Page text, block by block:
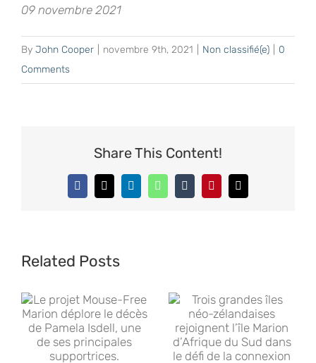
09 novembre 2021
By John Cooper novembre 9th, 2021 Non classifié(e)
0
Comments
Share This Content!
Facebook
X LinkedInWhatsAppTumblrPinterestEmail
Related Posts